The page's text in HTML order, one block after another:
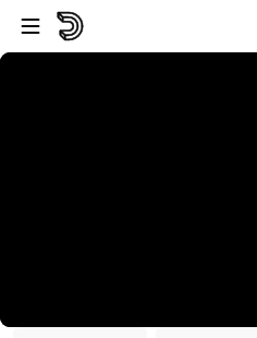
Vai al lettore
Passa al contenuto principale